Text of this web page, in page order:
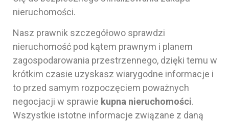
nieruchomości.
Nasz prawnik szczegółowo sprawdzi
nieruchomość pod kątem prawnym i planem
zagospodarowania przestrzennego, dzięki temu w
krótkim czasie uzyskasz wiarygodne informacje i
to przed samym rozpoczęciem poważnych
negocjacji w sprawie kupna nieruchomości.
Wszystkie istotne informacje związane z daną